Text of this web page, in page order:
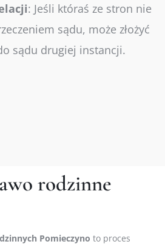
: Jeśli któraś ze stron nie
sądu, może złożyć
sądu drugiej instancji.
rodzinne
Pomieczyno to proces